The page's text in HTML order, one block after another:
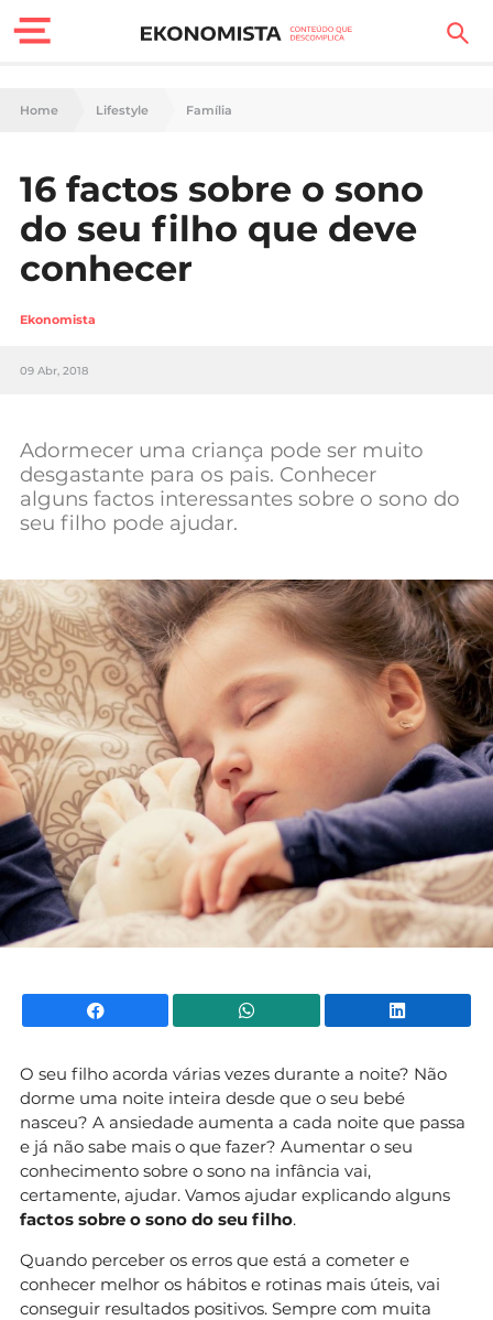
Finanças Pessoais
Carreira
Casa
Lifestyle
Sociedade
Negócios
Mundial 2026
Home Lifestyle Família
16 factos sobre o sono
do seu filho que deve
conhecer
Ekonomista
09 Abr, 2018
Adormecer uma criança pode ser muito
desgastante para os pais. Conhecer
alguns factos interessantes sobre o sono do
seu filho pode ajudar.
Facebook WhatsApp
O seu filho acorda várias vezes durante a noite? Não
dorme uma noite inteira desde que o seu bebé
nasceu? A ansiedade aumenta a cada noite que passa
e já não sabe mais o que fazer? Aumentar o seu
conhecimento sobre o sono na infância vai,
certamente, ajudar. Vamos ajudar explicando alguns
factos sobre o sono do seu filho.
Quando perceber os erros que está a cometer e
conhecer melhor os hábitos e rotinas mais úteis, vai
conseguir resultados positivos. Sempre com muita